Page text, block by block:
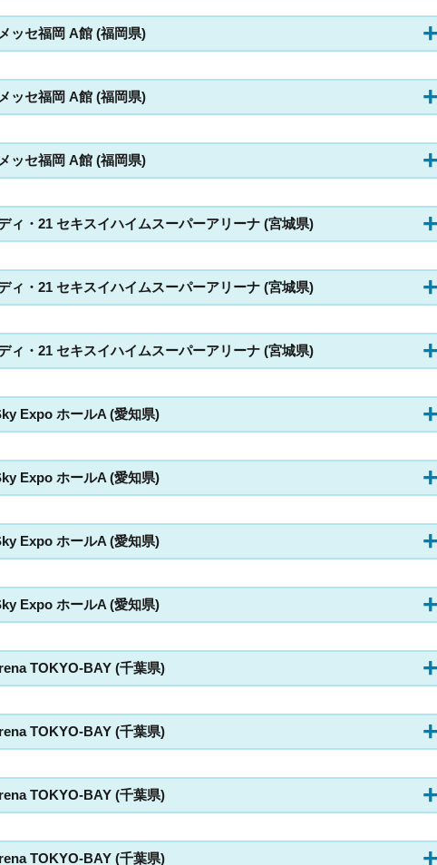
ッセ福岡 A館 (福岡県)
ッセ福岡 A館 (福岡県)
ッセ福岡 A館 (福岡県)
ィ・21 セキスイハイムスーパーアリーナ (宮城県)
ィ・21 セキスイハイムスーパーアリーナ (宮城県)
ィ・21 セキスイハイムスーパーアリーナ (宮城県)
Expo ホールA (愛知県)
Expo ホールA (愛知県)
Expo ホールA (愛知県)
Expo ホールA (愛知県)
TOKYO-BAY (千葉県)
TOKYO-BAY (千葉県)
TOKYO-BAY (千葉県)
TOKYO-BAY (千葉県)